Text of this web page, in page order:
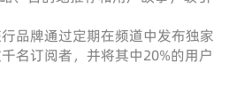
品牌通过定期在频道中发布独家
名订阅者，并将其中20%的用户